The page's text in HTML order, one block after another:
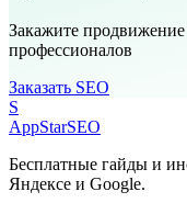
Закажите
профессионалов
Заказать SEO
S
AppStarSEO
Бесплатные гайды и
Яндексе и Google.